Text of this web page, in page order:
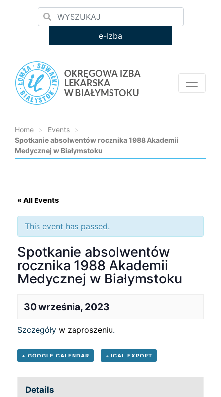
e-Izba
Home > Events
>
Spotkanie absolwentów rocznika 1988 Akademii
Medycznej w Białymstoku
« All Events
This event has passed.
Spotkanie absolwentów
rocznika 1988 Akademii
Medycznej w Białymstoku
30 września, 2023
Szczegóły w zaproszeniu.
+ GOOGLE CALENDAR + ICAL EXPORT
Details